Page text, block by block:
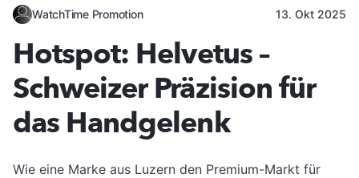
WatchTime Promotion 13. Okt 2025
Hotspot: Helvetus –
Schweizer Präzision für
das Handgelenk
Wie eine Marke aus Luzern den Premium-Markt für